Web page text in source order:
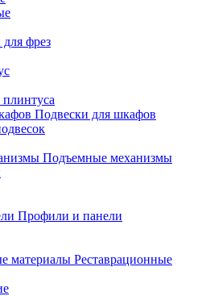
фрез
Подвески для шкафов
Подъемные механизмы
Профили и панели
Реставрационные